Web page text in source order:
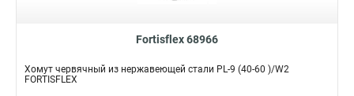
Fortisflex 68966
Хомут червячный из нержавеющей стали PL-9 (40-60 )/W2
FORTISFLEX